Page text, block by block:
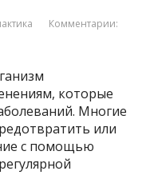
Комментарии:
которые
Многие
или
с помощью